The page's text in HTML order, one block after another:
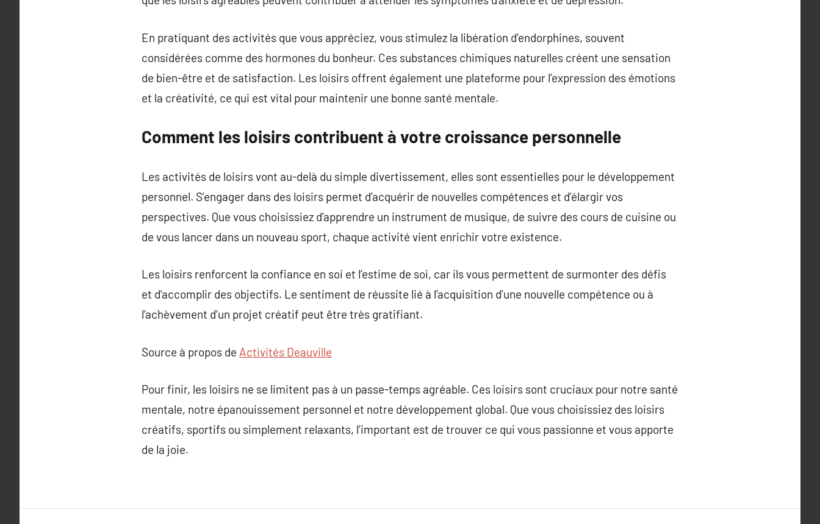
En pratiquant des activités que vous appréciez, vous stimulez la libération d’endorphines, souvent
considérées comme des hormones du bonheur. Ces substances chimiques naturelles créent une sensation
de bien-être et de satisfaction. Les loisirs offrent également une plateforme pour l’expression des émotions
et la créativité, ce qui est vital pour maintenir une bonne santé mentale.
Comment les loisirs contribuent à votre croissance personnelle
Les activités de loisirs vont au-delà du simple divertissement, elles sont essentielles pour le développement
personnel. S’engager dans des loisirs permet d’acquérir de nouvelles compétences et d’élargir vos
perspectives. Que vous choisissiez d’apprendre un instrument de musique, de suivre des cours de cuisine ou
de vous lancer dans un nouveau sport, chaque activité vient enrichir votre existence.
Les loisirs renforcent la confiance en soi et l’estime de soi, car ils vous permettent de surmonter des défis
et d’accomplir des objectifs. Le sentiment de réussite lié à l’acquisition d’une nouvelle compétence ou à
l’achèvement d’un projet créatif peut être très gratifiant.
Source à propos de Activités Deauville
Pour finir, les loisirs ne se limitent pas à un passe-temps agréable. Ces loisirs sont cruciaux pour notre santé
mentale, notre épanouissement personnel et notre développement global. Que vous choisissiez des loisirs
créatifs, sportifs ou simplement relaxants, l’important est de trouver ce qui vous passionne et vous apporte
de la joie.